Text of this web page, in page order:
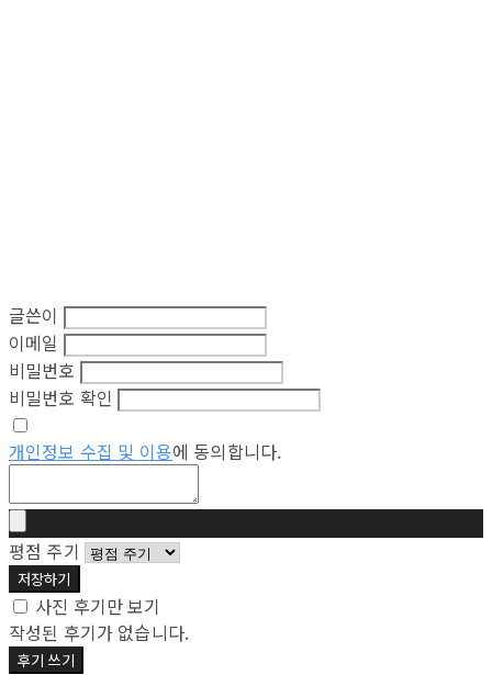
글쓴이
이메일
비밀번호
비밀번호 확인
개인정보 수집 및 이용에 동의합니다.
평점 주기
저장하기
사진 후기만 보기
작성된 후기가 없습니다.
후기 쓰기